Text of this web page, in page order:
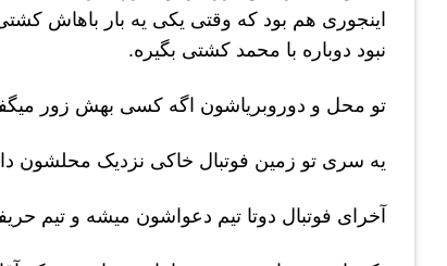
اینجوری هم بود که وقتی یکی یه بار باهاش
نبود دوباره با محمد کشتی بگیره.
تو محل و دوروبریاشون اگه کسی بهش زور
یه سری تو زمین فوتبال خاکی نزدیک محلشون
آخرای فوتبال دوتا تیم دعواشون میشه و تیم